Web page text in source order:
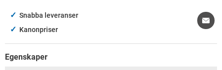
✓ Snabba leveranser
✓ Kanonpriser
Egenskaper